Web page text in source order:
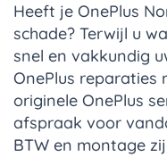
Heeft je OnePlus
schade? Terwijl u
snel en vakkundig
OnePlus reparaties
originele OnePlus
afspraak voor
BTW en montage